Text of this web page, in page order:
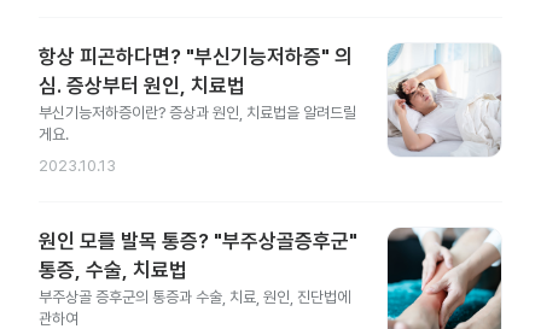
항상 피곤하다면? "부신기능저하증" 의
심. 증상부터 원인, 치료법
부신기능저하증이란? 증상과 원인, 치료법을 알려드릴
게요.
2023.10.13
원인 모를 발목 통증? "부주상골증후군"
통증, 수술, 치료법
부주상골 증후군의 통증과 수술, 치료, 원인, 진단법에
관하여